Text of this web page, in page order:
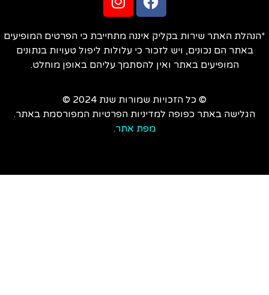
האתר שירות בקליק איננה מתחייבת כי הפרטים המופיעים
באתר הם נכונים, ויש לזכור כי עלולות ליפול טעויות בנתונים
המופיעים באתר ואין להסתמך עליהם באופן מוחלט.
© כל הזכויות שמורות שנת 2024 ©
הגלישה באתר כפופה למדיניות הפרטיות המפורסמת באתר.
מפת אתר.